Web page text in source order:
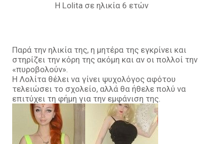
Η Lolita σε ηλικία 6 ετών
Παρά την ηλικία της, η μητέρα της εγκρίνει και
στηρίζει την κόρη της ακόμη και αν οι πολλοί την
«πυροβολούν».
Η Λολίτα θέλει να γίνει ψυχολόγος αφότου
τελειώσει το σχολείο, αλλά θα ήθελε πολύ να
επιτύχει τη φήμη για την εμφάνιση της.